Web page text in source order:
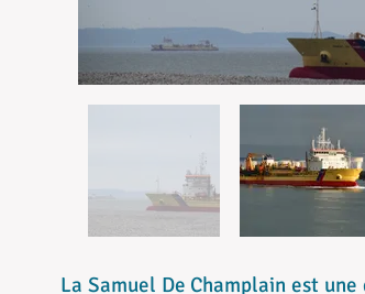
La Samuel De Champlain est